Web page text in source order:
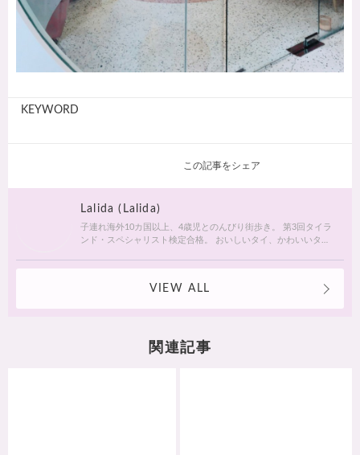
KEYWORD
この記事をシェア
Lalida (Lalida)
子連れ海外10カ国以上、4歳児とのんびり街歩き。 第3回タイラ
ンド・スペシャリスト検定合格。 おいしいタイ、かわいいタ
VIEW ALL
関連記事